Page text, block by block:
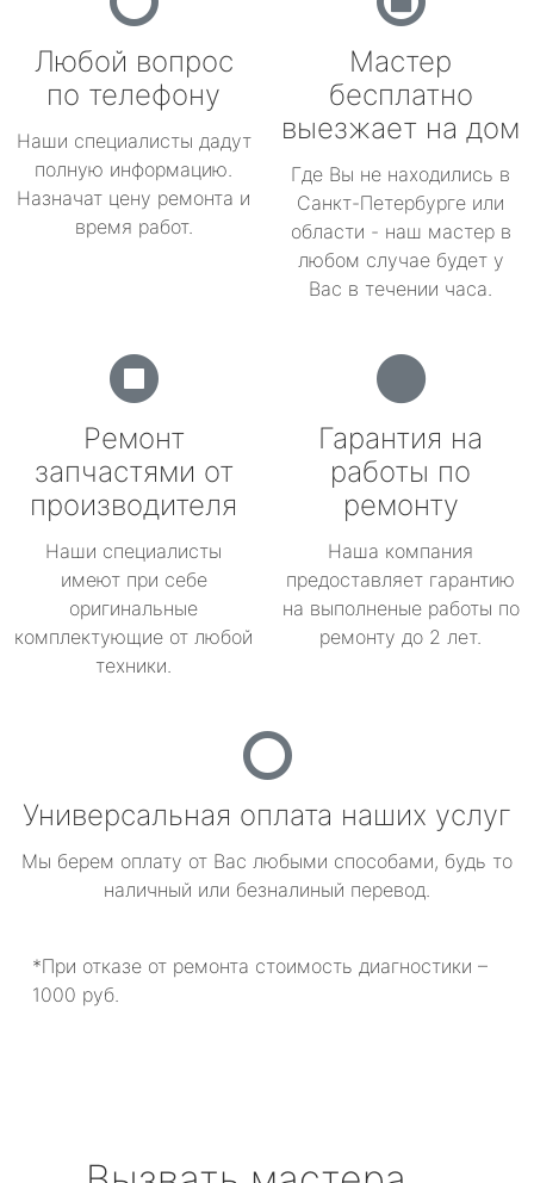
Любой вопрос
по телефону
Наши специалисты дадут
полную информацию.
Назначат цену ремонта и
время работ.
Мастер
бесплатно
выезжает на дом
Где Вы не находились в
Санкт-Петербурге или
области - наш мастер в
любом случае будет у
Вас в течении часа.
Ремонт
запчастями от
производителя
Наши специалисты
имеют при себе
оригинальные
комплектующие от любой
техники.
Гарантия на
работы по
ремонту
Наша компания
предоставляет гарантию
на выполненые работы по
ремонту до 2 лет.
Универсальная оплата наших услуг
Мы берем оплату от Вас любыми способами, будь то
наличный или безналиный перевод.
*При отказе от ремонта стоимость диагностики –
1000 руб.